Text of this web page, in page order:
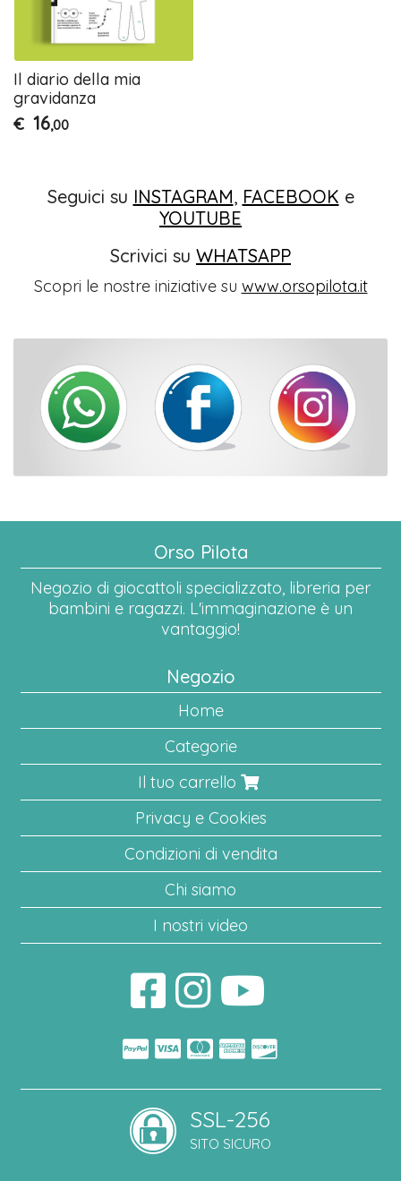
Il diario della mia
gravidanza
€ 16,00
Seguici su INSTAGRAM, FACEBOOK e
YOUTUBE
Scrivici su WHATSAPP
Scopri le nostre iniziative su www.orsopilota.it
Orso Pilota
Negozio di giocattoli specializzato, libreria per
bambini e ragazzi. L'immaginazione è un
vantaggio!
Negozio
Home
Categorie
Il tuo carrello
Privacy e Cookies
Condizioni di vendita
Chi siamo
I nostri video
SSL-256
SITO SICURO